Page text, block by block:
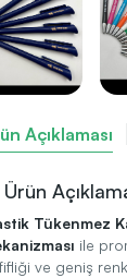
Açıklaması
Tükenmez
ile
ve geniş